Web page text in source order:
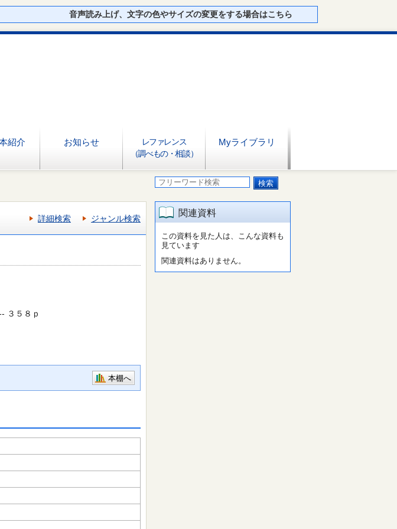
音声読み上げ、文字の色やサイズの変更をする場合はこちら
紹介 お知らせ
レファレンス
（調べもの・相談）
Myライブラリ
詳細検索 ジャンル検索
３５８ｐ
本棚へ
関連資料
この資料を見た人は、こんな資料も
見ています
関連資料はありません。